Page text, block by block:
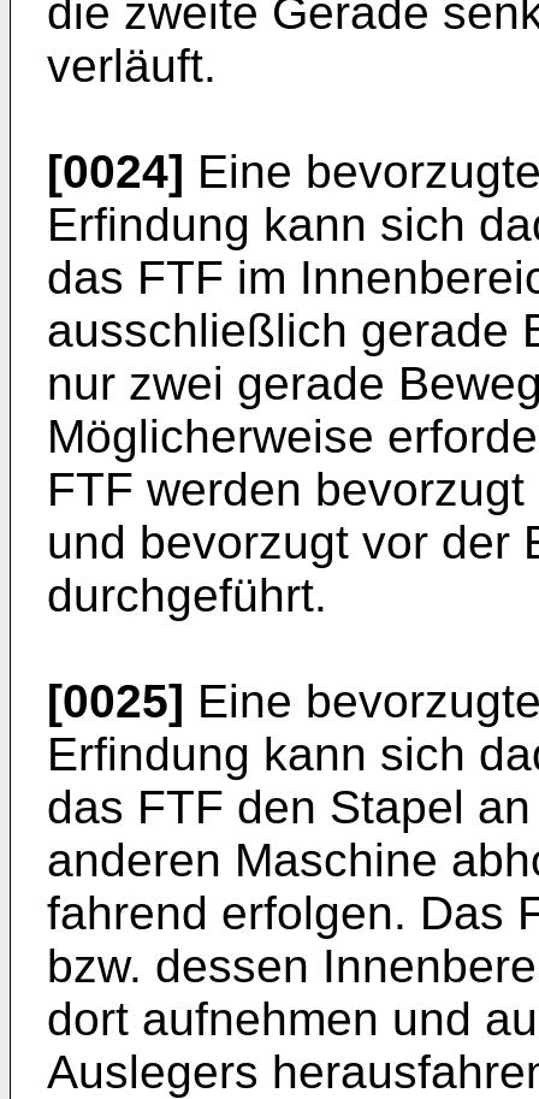
die zweite Gerade
verläuft.
[0024] Eine
Erfindung kann sich
das FTF im
ausschließlich gerade
nur zwei gerade
Möglicherweise
FTF werden
und bevorzugt vor der
durchgeführt.
[0025] Eine
Erfindung kann sich
das FTF den Stapel
anderen Maschine
fahrend erfolgen. Das
bzw. dessen
dort aufnehmen und
Auslegers